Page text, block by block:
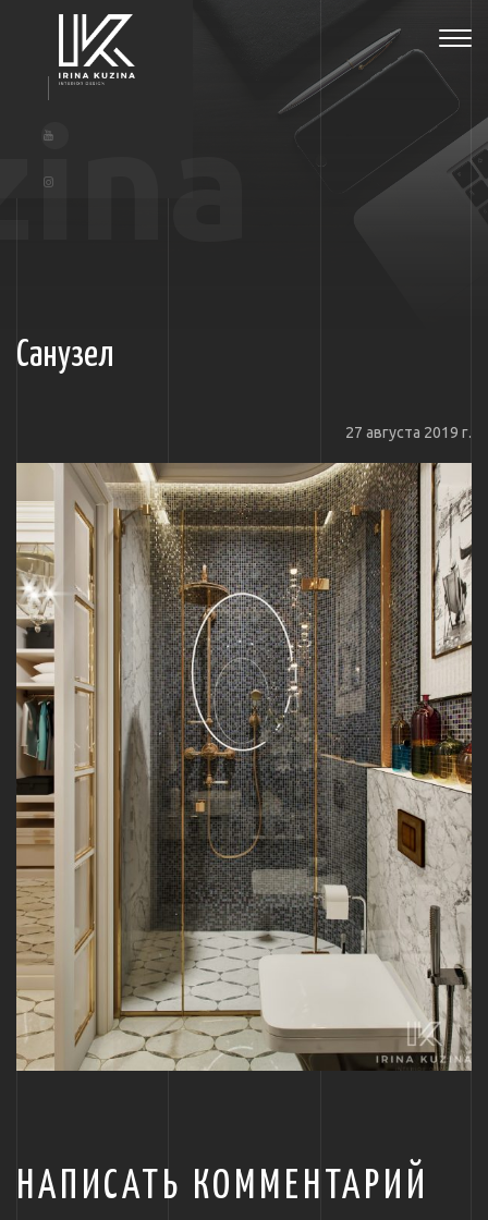
Санузел
27 августа 2019 г.
НАПИСАТЬ КОММЕНТАРИЙ